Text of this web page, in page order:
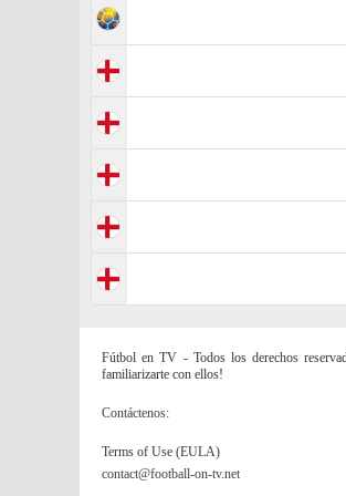
Fútbol en TV - Todos los derechos
familiarizarte con ellos!
Contáctenos:
Terms of Use (EULA)
contact@football-on-tv.net